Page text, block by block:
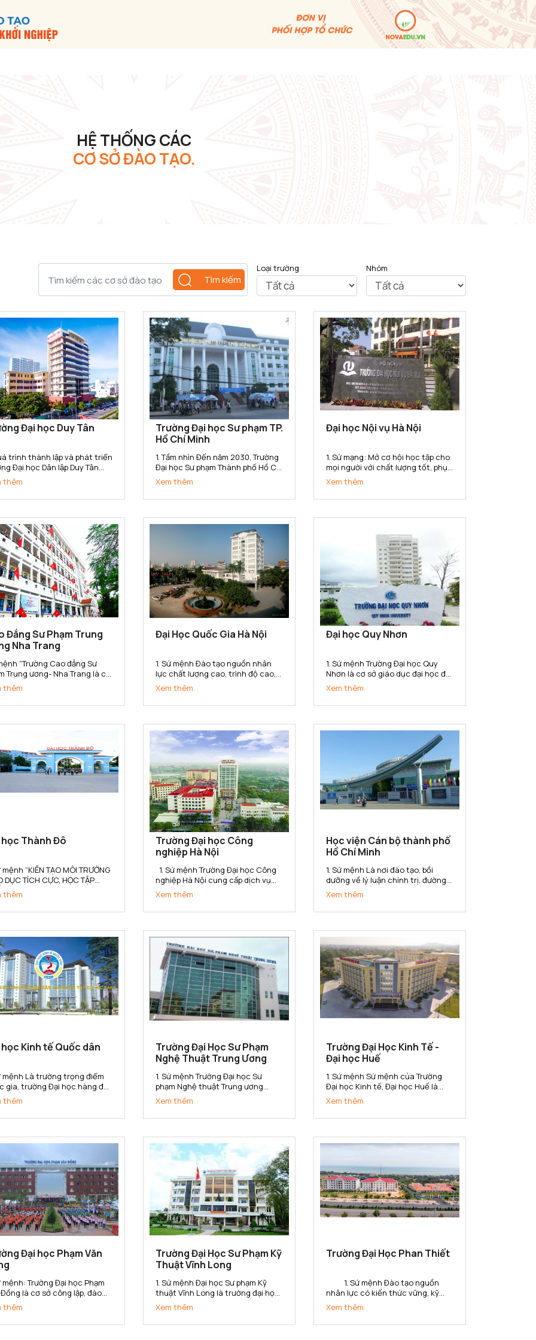
HỆ THỐNG CÁC
CƠ SỞ ĐÀO TẠO.
Tìm kiếm
Loại trường Nhóm
Đại học Duy Tân
trình thành lập và phát triển
Đại học Dân lập Duy Tân
thành lập ngày 11/11/1994
Quyết định số 666/TTg của
Chính phủ. Năm 2015,
Tư thục theo...
thêm
Trường Đại học Sư phạm TP.
Hồ Chí Minh
1. Tầm nhìn Đến năm 2030, Trường
Đại học Sư phạm Thành phố Hồ Chí
Minh trở thành Trường Đại học Sư
phạm trọng điểm Quốc gia, có uy
tín cao trong toàn quốc, ngang
khu vực Đông Nam Á; là cơ...
Xem thêm
Đại học Nội vụ Hà Nội
1. Sứ mạng: Mở cơ hội học tập cho
mọi người với chất lượng tốt, phục
vụ nhu cầu học tập đa dạng với
nhiều hình thức đào tạo, đa
ngành, đa cấp độ, đáp ứng yêu
nội vụ và cho xã hội trong công...
Xem thêm
Đẳng Sư Phạm Trung
Nha Trang
“Trường Cao đẳng Sư
Trung ương- Nha Trang là cơ
tạo, bồi dưỡng, nghiên cứu
học, hợp tác quốc tế, cung
nhân lực trình độ cao
nhân văn, đáp ứng yêu...
thêm
Đại Học Quốc Gia Hà Nội
1. Sứ mệnh Đào tạo nguồn nhân
lực chất lượng cao, trình độ cao,
bồi dưỡng nhân tài; nghiên cứu
khoa học, phát triển công nghệ
và chuyển giao tri thức đa ngành,
phát triển và bảo vệ đất nước;...
Xem thêm
Đại học Quy Nhơn
1. Sứ mệnh Trường Đại học Quy
Nhơn là cơ sở giáo dục đại học đa
ngành, đa lĩnh vực có sứ mệnh
đào tạo, phát triển nguồn nhân
lực chất lượng cao; bồi dưỡng
truyền bá tri thức và chuyển giao
Xem thêm
Thành Đô
mệnh “KIẾN TẠO MÔI TRƯỜNG
DỤC TÍCH CỰC, HỌC TẬP
LƯỢNG, NGHIÊN CỨU HIỆU
PHÁT TRIỂN BỀN VỮNG”
Đại học Thành Đô kiến
– Hành – Nghề - Nghiệp,
thêm
Trường Đại học Công
nghiệp Hà Nội
nghiệp Hà Nội cung cấp dịch vụ
giáo dục, đào tạo, nghiên cứu
khoa học, tư vấn, ứng dụng và
chuyển giao công nghệ đáp ứng
đại hóa đất nước và hội nhập
quốc...
Xem thêm
Học viện Cán bộ thành phố
Hồ Chí Minh
1. Sứ mệnh Là nơi đào tạo, bồi
dưỡng về lý luận chính trị, đường
lối, chính sách của Đảng và pháp
luật của nhà nước; kiến thức và
kỹ năng quản lý nhà nước cho đội
của Thành phố Hồ Chí Minh...
Xem thêm
Kinh tế Quốc dân
mệnh Là trường trọng điểm
gia, trường Đại học hàng đầu
tế, quản lý và quản trị kinh
trong hệ thống các trường
của Việt Nam. Trường Đại
cấp cho xã hội các sản...
thêm
Trường Đại Học Sư Phạm
Nghệ Thuật Trung Ương
1. Sứ mệnh Trường Đại học Sư
phạm Nghệ thuật Trung ương
(ĐHSP Nghệ thuật TW) là cơ sở
đào tạo, bồi dưỡng nguồn nhân
lực có trình độ đại học, sau đại
chuyển giao công nghệ trong lĩnh
vực Văn hóa,...
Xem thêm
Trường Đại Học Kinh Tế -
Đại học Huế
1. Sứ mệnh Sứ mệnh của Trường
Đại học Kinh tế, Đại học Huế là
đào tạo nguồn nhân lực chất
lượng, trình độ cao; thực hiện
nghiên cứu khoa học, chuyển
về lĩnh vực kinh tế và quản lý phục
vụ sự...
Xem thêm
Đại học Phạm Văn
mệnh: Trường Đại học Phạm
là cơ sở công lập, đào
ngành, đa phương thức; là
nghiên cứu khoa học, ứng
và chuyển giao công nghệ;
thêm
Trường Đại Học Sư Phạm Kỹ
Thuật Vĩnh Long
1. Sứ mệnh Đại học Sư phạm Kỹ
thuật Vĩnh Long là trường đại học
định hướng ứng dụng; là trung
tâm đào tạo, bồi dưỡng nhà giáo
giáo dục nghề nghiệp và cán bộ
Xem thêm
Trường Đại Học Phan Thiết
nhân lực có kiến thức vững, kỹ
năng toàn cầu và tinh thần khởi
nghiệp, tạo ra các giá trị gia tăng
cho doanh nghiệp, tổ chức và xã
Xem thêm